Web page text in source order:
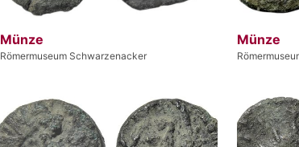
Münze
Römermuseum Schwarzenacker
Münze